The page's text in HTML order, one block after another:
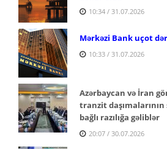
10:34 / 31.07.2026
Mərkəzi Bank uçot
10:33 / 31.07.2026
Azərbaycan və İran
tranzit
bağlı razılığa gəliblər
20:07 / 30.07.2026